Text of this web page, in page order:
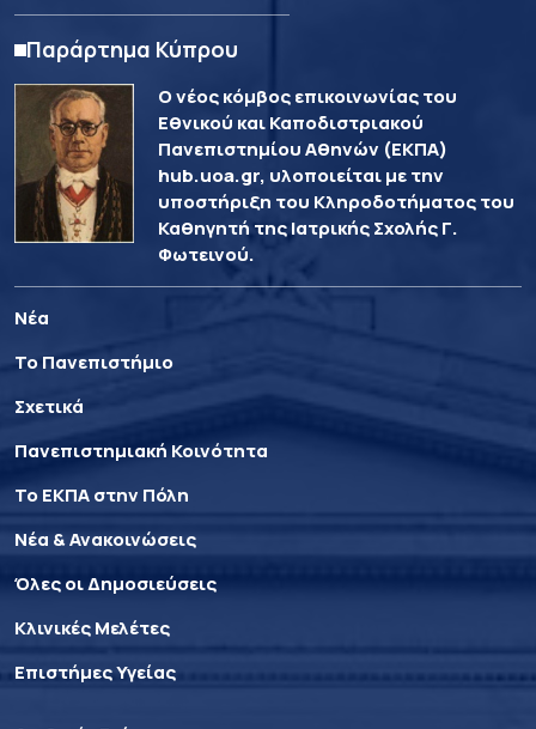
Παράρτημα Κύπρου
Ο νέος κόμβος επικοινωνίας του
Εθνικού και Καποδιστριακού
Πανεπιστημίου Αθηνών (ΕΚΠΑ)
hub.uoa.gr, υλοποιείται με την
υποστήριξη του Κληροδοτήματος του
Καθηγητή της Ιατρικής Σχολής Γ.
Φωτεινού.
Νέα
Το Πανεπιστήμιο
Σχετικά
Πανεπιστημιακή Κοινότητα
Το ΕΚΠΑ στην Πόλη
Νέα & Ανακοινώσεις
Όλες οι Δημοσιεύσεις
Κλινικές Μελέτες
Επιστήμες Υγείας